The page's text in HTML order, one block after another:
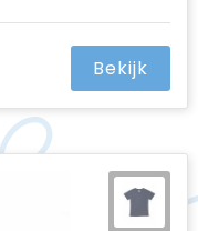
Bekijk